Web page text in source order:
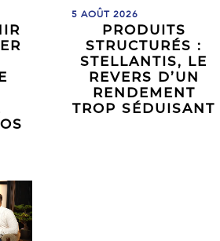
PRODUITS
STRUCTURÉS :
STELLANTIS, LE
REVERS D’UN
RENDEMENT
TROP SÉDUISANT
5 AOÛT 2026